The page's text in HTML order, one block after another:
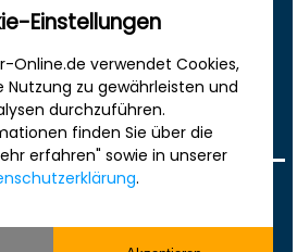
Einstellungen
Online.de verwendet Cookies,
zu gewährleisten und
durchzuführen.
finden Sie über die
erfahren" sowie in unserer
.